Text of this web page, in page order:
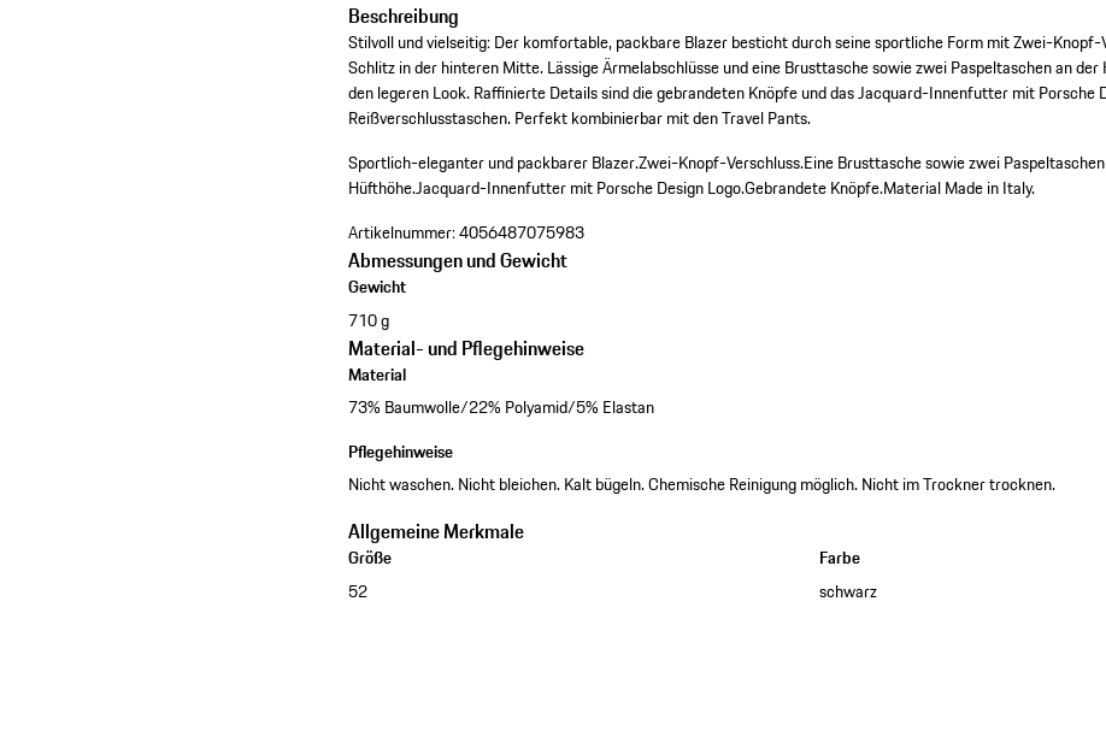
Beschreibung
Stilvoll und vielseitig: Der komfortable, packbare Blazer besticht durch seine sportliche Form mit Zwei-Knopf-
Schlitz in der hinteren Mitte. Lässige Ärmelabschlüsse und eine Brusttasche sowie zwei Paspeltaschen an
den legeren Look. Raffinierte Details sind die gebrandeten Knöpfe und das Jacquard-Innenfutter mit Porsche
Reißverschlusstaschen. Perfekt kombinierbar mit den Travel Pants.
Sportlich-eleganter und packbarer Blazer.Zwei-Knopf-Verschluss.Eine Brusttasche sowie zwei
Hüfthöhe.Jacquard-Innenfutter mit Porsche Design Logo.Gebrandete Knöpfe.Material Made in Italy.
Artikelnummer:4056487075983
Abmessungen und Gewicht
Gewicht
710 g
Material- und Pflegehinweise
Material
73% Baumwolle/22% Polyamid/5% Elastan
Pflegehinweise
Nicht waschen. Nicht bleichen. Kalt bügeln. Chemische Reinigung möglich. Nicht im Trockner trocknen.
Allgemeine Merkmale
Größe
52
Farbe
schwarz